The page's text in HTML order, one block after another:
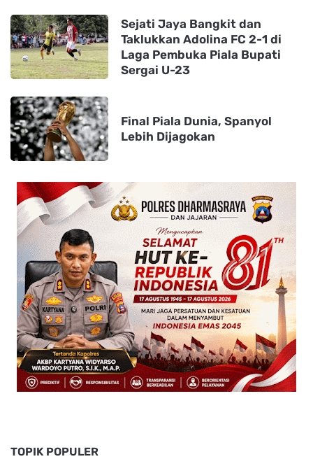
Sejati Jaya Bangkit dan
Taklukkan Adolina FC 2-1 di
Laga Pembuka Piala Bupati
Sergai U-23
Final Piala Dunia, Spanyol
Lebih Dijagokan
TOPIK POPULER